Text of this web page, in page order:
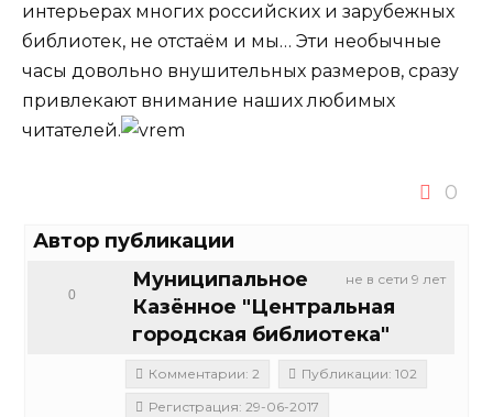
интерьерах многих российских и зарубежных
библиотек, не отстаём и мы… Эти необычные
часы довольно внушительных размеров, сразу
привлекают внимание наших любимых
читателей.
0
Автор публикации
не в сети 9 лет
Муниципальное
Казённое "Центральная
городская библиотека"
0
Комментарии: 2
Публикации: 102
Регистрация: 29-06-2017